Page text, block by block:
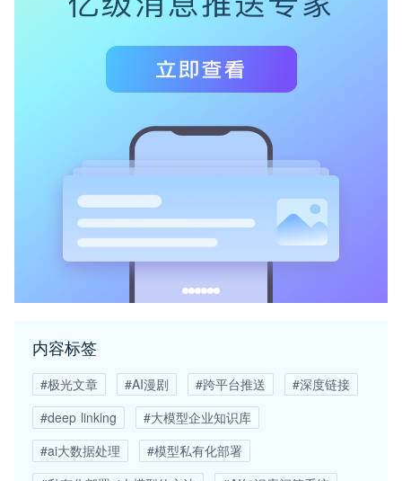
内容标签
#极光文章 #AI漫剧 #跨平台推送
#深度链接
#deep linking
#大模型企业知识库
#ai大数据处理
#模型私有化部署